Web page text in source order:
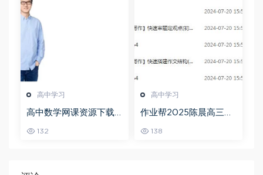
高中学习
高中数学网课资源下载
数学秋季班
132
高中学习
作业帮2025陈晨高三语
班
138